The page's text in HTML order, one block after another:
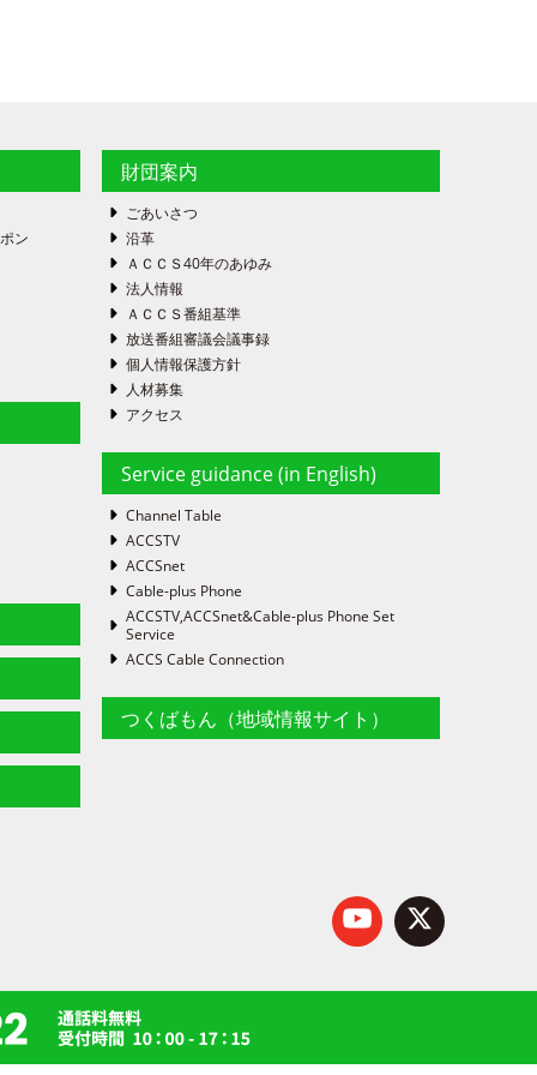
ン
財団案内
ごあいさつ
沿革
ＡＣＣＳ40年のあゆみ
法人情報
ＡＣＣＳ番組基準
放送番組審議会議事録
個人情報保護方針
人材募集
アクセス
Service guidance (in English)
Channel Table
ACCSTV
ACCSnet
Cable-plus Phone
ACCSTV,ACCSnet&Cable-plus Phone Set
Service
ACCS Cable Connection
つくばもん（地域情報サイト）